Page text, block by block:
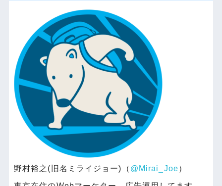
野村裕之(旧名ミライジョー)（ @Mirai_Joe）